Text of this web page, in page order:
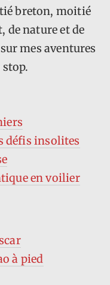
breton, moitié
de nature et de
mes aventures
stop.
défis insolites
en voilier
à pied